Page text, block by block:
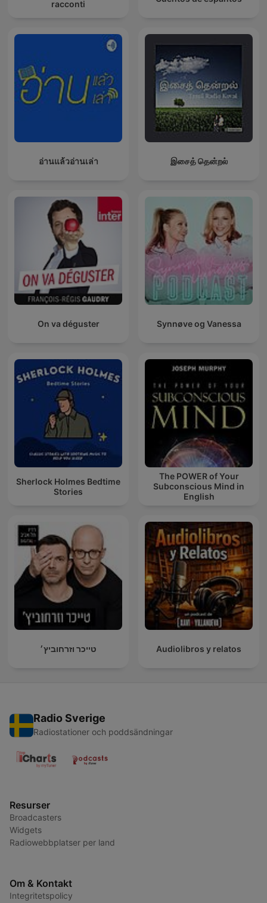
racconti
อ่านแล้วอ่านเล่า இசைத் தென்றல்
On va déguster Synnøve og Vanessa
Sherlock Holmes Bedtime
Stories
The POWER of Your
Subconscious Mind in
English
טייכר וזרחוביץ׳ Audiolibros y relatos
Radio Sverige
Radiostationer och poddsändningar
Resurser
Broadcasters
Widgets
Radiowebbplatser per land
Om & Kontakt
Integritetspolicy